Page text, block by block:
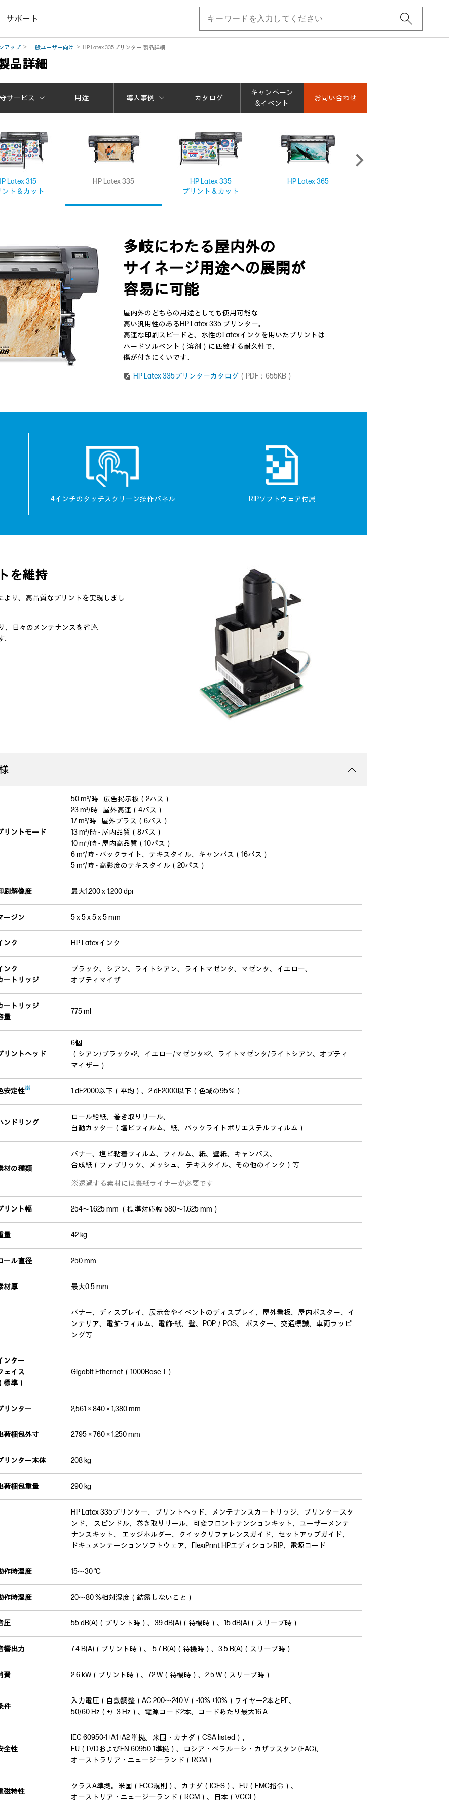
サポート
アップ 一般ユーザー向け HP Latex 335プリンター 製品詳細
品詳細
サービス 用途 導入事例 カタログ
キャンペーン
&イベント
お問い合わせ
Latex 315
ント＆カット
HP Latex 335
HP Latex 335
プリント＆カット
HP Latex 365
多岐にわたる屋内外の
サイネージ用途への展開が
容易に可能
屋内外のどちらの用途としても使用可能な
高い汎用性のあるHP Latex 335 プリンター。
高速な印刷スピードと、水性のLatexインクを用いたプリントは
ハードソルベント（溶剤）に匹敵する耐久性で、
傷が付きにくいです。
HP Latex 335プリンターカタログ （PDF：655KB）
4インチのタッチスクリーン操作パネル RIPソフトウェア付属
を維持
より、高品質なプリントを実現しまし
日々のメンテナンスを省略。
リントモード
50 m²/時 - 広告掲示板（2パス）
23 m²/時 - 屋外高速（4パス）
17 m²/時 - 屋外プラス（6パス）
13 m²/時 - 屋内品質（8パス）
10 m²/時 - 屋内高品質（10パス）
6 m²/時 - バックライト、テキスタイル、キャンバス（16パス）
5 m²/時 - 高彩度のテキスタイル（20パス）
刷解像度 最大1,200 x 1,200 dpi
ージン 5 x 5 x 5 x 5 mm
ンク HP Latexインク
ンク
ートリッジ
ブラック、シアン、ライトシアン、ライトマゼンタ、マゼンタ、イエロー、
オプティマイザ―
ートリッジ
量
775 ml
リントヘッド
6個
（シアン/ブラック×2、イエロー/マゼンタ×2、ライトマゼンタ/ライトシアン、オプティ
マイザー）
安定性※ 1 dE2000以下（平均）、2 dE2000以下（色域の95％）
ンドリング
ロール給紙、巻き取りリール、
自動カッター（塩ビフィルム、紙、バックライトポリエステルフィルム）
材の種類
バナー、塩ビ粘着フィルム、フィルム、紙、壁紙、キャンバス、
合成紙（ファブリック、メッシュ、 テキスタイル、その他のインク）等
※透過する素材には裏紙ライナーが必要です
リント幅 254～1,625 mm （標準対応幅 580～1,625 mm）
量 42 kg
ール直径 250 mm
材厚 最大0.5 mm
バナー、ディスプレイ、展示会やイベントのディスプレイ、屋外看板、屋内ポスター、イ
ンテリア、電飾‐フィルム、電飾‐紙、壁、POP／POS、 ポスター、交通標識、車両ラッピ
ング等
ンター
ェイス
標準）
Gigabit Ethernet（1000Base-T）
リンター 2,561 × 840 × 1,380 mm
荷梱包外寸 2,795 × 760 × 1,250 mm
リンター本体 208 kg
荷梱包重量 290 kg
HP Latex 335プリンター、プリントヘッド、メンテナンスカートリッジ、プリンタースタ
ンド、 スピンドル、巻き取りリール、可変フロントテンションキット、ユーザーメンテ
ナンスキット、 エッジホルダー、クイックリファレンスガイド、セットアップガイド、
ドキュメンテーションソフトウェア、FlexiPrint HPエディションRIP、電源コード
作時温度 15～30 ℃
作時湿度 20～80 %相対湿度（結露しないこと）
圧 55 dB(A)（プリント時）、39 dB(A)（待機時）、15 dB(A)（スリープ時）
響出力 7.4 B(A)（プリント時）、 5.7 B(A)（待機時）、3.5 B(A)（スリープ時）
費 2.6 kW（プリント時）、72 W（待機時）、2.5 W（スリープ時）
件
入力電圧（自動調整）AC 200～240 V（-10% +10%）ワイヤー2本とPE、
50/60 Hz（+/- 3 Hz）、電源コード2本、コードあたり最大16 A
全性
IEC 60950-1+A1+A2 準拠。米国・カナダ（CSA listed）、
EU（LVDおよびEN 60950-1準拠）、ロシア・ベラルーシ・カザフスタン (EAC)、
オーストラリア・ニュージーランド（RCM）
磁特性
クラスA準拠。米国（FCC規則）、カナダ（ICES）、EU（EMC指令）、
オーストリア・ニュージーランド（RCM）、日本（VCCI）